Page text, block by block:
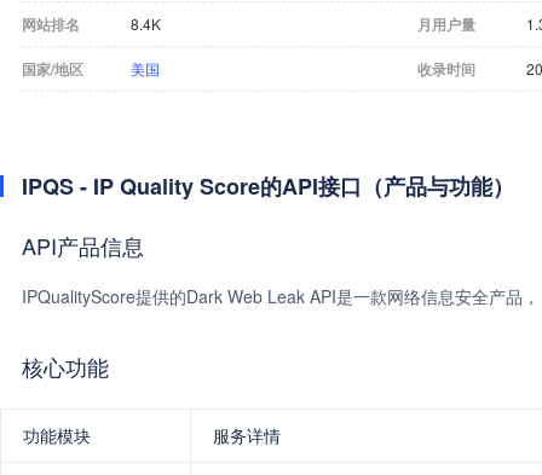
网站排名 8.4K 月用户量
国家/地区 美国 收录时间
IPQS - IP Quality Score的API接口（产品与功能）
API产品信息
IPQualityScore提供的Dark Web Leak API是一款网络信息安全产品
核心功能
功能模块 服务详情